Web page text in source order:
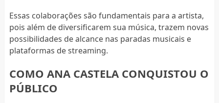
Essas colaborações são fundamentais para a artista,
pois além de diversificarem sua música, trazem novas
possibilidades de alcance nas paradas musicais e
plataformas de streaming.
COMO ANA CASTELA CONQUISTOU O
PÚBLICO